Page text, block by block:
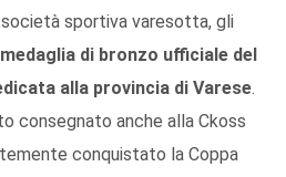
sportiva varesotta, gli
medaglia di bronzo ufficiale del
alla provincia di Varese.
consegnato anche alla Ckoss
conquistato la Coppa